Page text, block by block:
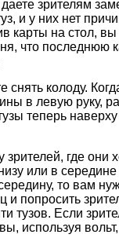
зрителям
и у них нет
карты на стол,
что последнюю
снять колоду.
в левую руку,
теперь
где они
или в
то вам
и попросить
тузов. Если
используя